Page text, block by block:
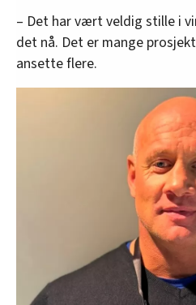
– Det har vært veldig stille i
det nå. Det er mange
ansette flere.